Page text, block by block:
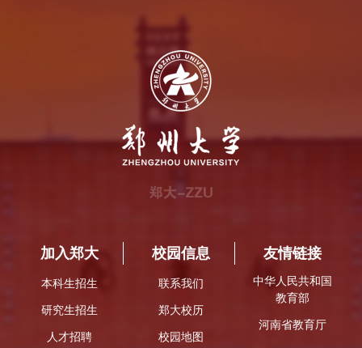
加入郑大
本科生招生
研究生招生
人才招聘
校园信息
联系我们
郑大校历
校园地图
友情链接
中华人民共和国
教育部
河南省教育厅